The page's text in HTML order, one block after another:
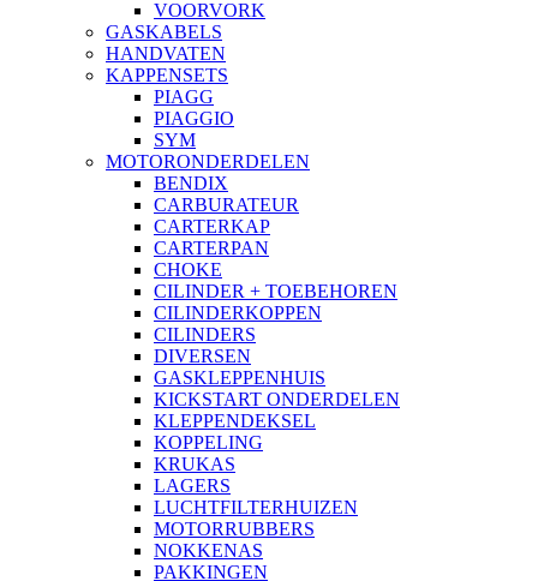
VOORVORK
GASKABELS
HANDVATEN
KAPPENSETS
PIAGG
PIAGGIO
SYM
MOTORONDERDELEN
BENDIX
CARBURATEUR
CARTERKAP
CARTERPAN
CHOKE
CILINDER + TOEBEHOREN
CILINDERKOPPEN
CILINDERS
DIVERSEN
GASKLEPPENHUIS
KICKSTART ONDERDELEN
KLEPPENDEKSEL
KOPPELING
KRUKAS
LAGERS
LUCHTFILTERHUIZEN
MOTORRUBBERS
NOKKENAS
PAKKINGEN